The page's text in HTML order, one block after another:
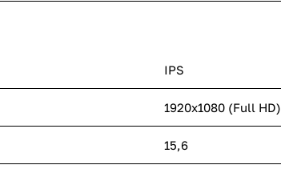
IPS
1920x1080 (Full HD)
15,6